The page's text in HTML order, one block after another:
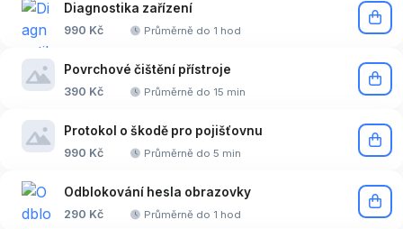
Diagnostika zařízení
990 Kč Průměrně do 1 hod
Povrchové čištění přístroje
390 Kč Průměrně do 15 min
Protokol o škodě pro pojišťovnu
990 Kč Průměrně do 5 min
Odblokování hesla obrazovky
290 Kč Průměrně do 1 hod